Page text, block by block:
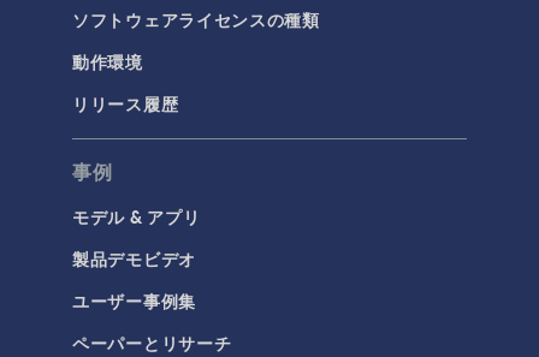
ソフトウェアライセンスの種類
動作環境
リリース履歴
事例
モデル & アプリ
製品デモビデオ
ユーザー事例集
ペーパーとリサーチ